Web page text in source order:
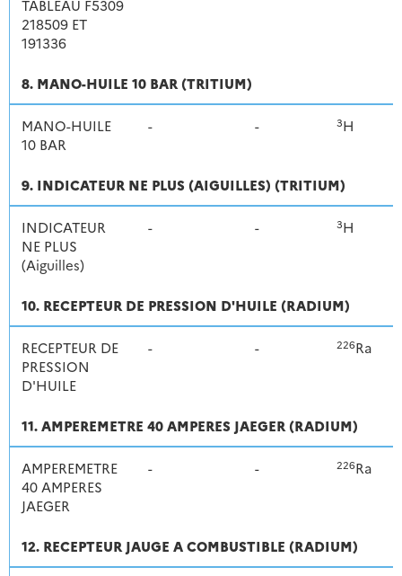
TABLEAU F5309
218509 ET
191336
8. MANO-HUILE 10 BAR (TRITIUM)
MANO-HUILE
10 BAR
- - 3H
9. INDICATEUR NE PLUS (AIGUILLES) (TRITIUM)
INDICATEUR
NE PLUS
(Aiguilles)
- - 3H
10. RECEPTEUR DE PRESSION D'HUILE (RADIUM)
RECEPTEUR DE
PRESSION
D'HUILE
- - 226Ra
11. AMPEREMETRE 40 AMPERES JAEGER (RADIUM)
AMPEREMETRE
40 AMPERES
JAEGER
- - 226Ra
12. RECEPTEUR JAUGE A COMBUSTIBLE (RADIUM)